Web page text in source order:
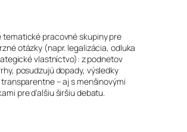
tematické pracovné skupiny pre
otázky (napr. legalizácia, odluka
vlastníctvo): z podnetov
posudzujú dopady, výsledky
– aj s menšinovými
pre ďalšiu širšiu debatu.